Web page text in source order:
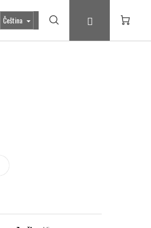
Čeština Hledat PřihlášeníNákupní